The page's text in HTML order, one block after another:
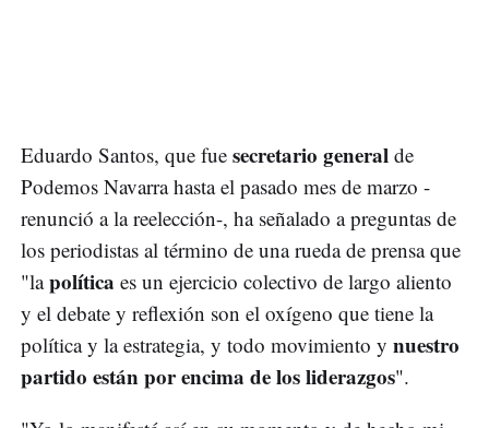
Eduardo Santos, que fue secretario general de
Podemos Navarra hasta el pasado mes de marzo -
renunció a la reelección-, ha señalado a preguntas de
los periodistas al término de una rueda de prensa que
"lapolítica es un ejercicio colectivo de largo aliento
y el debate y reflexión son el oxígeno que tiene la
política y la estrategia, y todo movimiento y nuestro
partido están por encima de los liderazgos".